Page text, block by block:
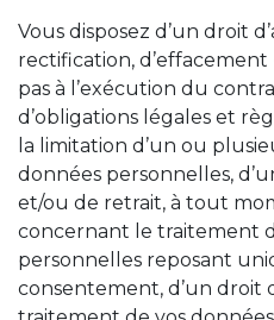
Vous disposez d’un droit
rectification, d’effacement
pas à l’exécution du
d’obligations légales et
la limitation d’un ou
données personnelles,
et/ou de retrait, à tout
concernant le traitement
personnelles reposant
consentement, d’un droit